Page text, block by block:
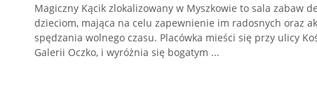
Magiczny Kącik zlokalizowany w Myszkowie to sala zabaw
dzieciom, mająca na celu zapewnienie im radosnych oraz
spędzania wolnego czasu. Placówka mieści się przy ulicy
Galerii Oczko, i wyróżnia się bogatym ...